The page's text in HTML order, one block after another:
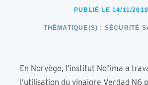
PUBLIÉ LE 14/11/2019
THÉMATIQUE(S) : SÉCURITÉ
En Norvège, l’institut Nofima a
l’utilisation du vinaigre Verdad N6